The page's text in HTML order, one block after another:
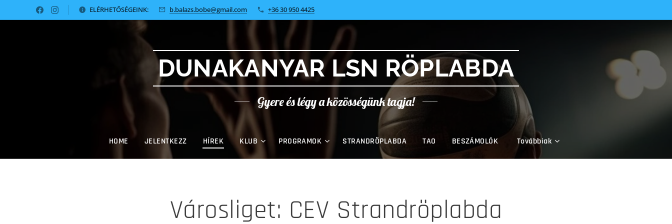
ELÉRHETŐSÉGEINK: b.balazs.bobe@gmail.com +36 30 950 4425
DUNAKANYAR LSN RÖPLABDA
Gyere és légy a közösségünk tagja!
HOME JELENTKEZZ HÍREK KLUB PROGRAMOK STRANDRÖPLABDA TAO BESZÁMOLÓK Továbbiak
Városliget: CEV Strandröplabda